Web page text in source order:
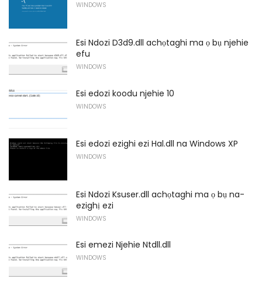
WINDOWS
Esi Ndozi D3d9.dll achọtaghi ma ọ bụ njehie
efu
WINDOWS
Esi edozi koodu njehie 10
WINDOWS
Esi edozi ezighi ezi Hal.dll na Windows XP
WINDOWS
Esi Ndozi Ksuser.dll achọtaghi ma ọ bụ na-
ezighị ezi
WINDOWS
Esi emezi Njehie Ntdll.dll
WINDOWS